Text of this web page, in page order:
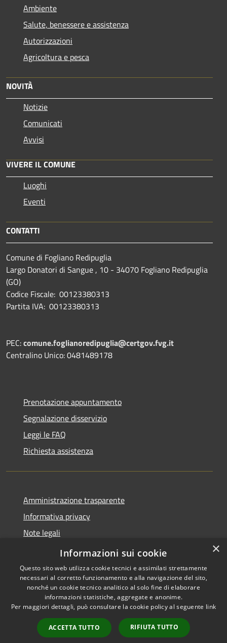
Ambiente
Salute, benessere e assistenza
Autorizzazioni
Agricoltura e pesca
NOVITÀ
Notizie
Comunicati
Avvisi
VIVERE IL COMUNE
Luoghi
Eventi
CONTATTI
Comune di Fogliano Redipuglia
Largo Donatori di Sangue , 10 - 34070 Fogliano Redipuglia
(GO)
Codice Fiscale: 00123380313
Partita IVA: 00123380313
PEC:comune.foglianoredipuglia@certgov.fvg.it
Centralino Unico: 0481489178
Prenotazione appuntamento
Segnalazione disservizio
Leggi le FAQ
Richiesta assistenza
Amministrazione trasparente
Informativa privacy
Note legali
Dichiarazione di accessibilità
Accessibilità
Copyright © 2026 • Comune di
Fogliano Redipuglia • Powered
byMunicipium
Accesso
redazione
×
Informazioni sui cookie
Questo sito web utilizza cookie tecnici e assimilati strettamente
necessari al corretto funzionamento e alla navigazione del sito,
nonché un cookie tecnico analitico al solo fine di elaborare
informazioni statistiche, aggregate e anonime.
Per maggiori dettagli, può consultare la cookie policy al seguente link
ACCETTA TUTTO RIFIUTA TUTTO